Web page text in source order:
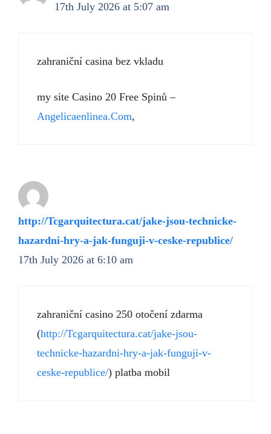
17th July 2026 at 5:07 am
zahraniční casina bez vkladu
my site Casino 20 Free Spinů –
Angelicaenlinea.Com,
http://Tcgarquitectura.cat/jake-jsou-technicke-
hazardni-hry-a-jak-funguji-v-ceske-republice/
17th July 2026 at 6:10 am
zahraniční casino 250 otočení zdarma
(http://Tcgarquitectura.cat/jake-jsou-
technicke-hazardni-hry-a-jak-funguji-v-
ceske-republice/) platba mobil